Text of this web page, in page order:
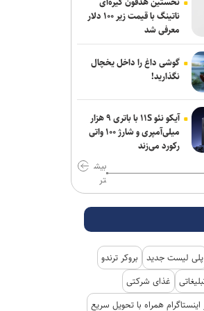
قسمت دوم گزارش رئیس جمهور
پخش می‌شود
یونیسف: در ۳۰۰ روز گذشته دست‌کم ۳۰۰
در غزه جان باختند
ده‌ها شرکت بزرگ آمریکایی هدف
هکر‌ها قرار گرفتند
ناتینگ با قیمت زیر ۱۰۰ دلار
معرفی شد
گوشی داغ را داخل یخچال
نگذارید!
آیکو نئو ۱۱S با باتری ۹ هزار
میلی‌آمپری و شارژ ۱۰۰ واتی
رکورد می‌زند
بیش
تر
پلی لیست جدید
بروکر ترندو
غذای شرکتی
همراه با تحویل سریع